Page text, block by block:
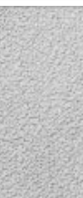
уведомления на
телефон, 2х
сторонний звук,
модель B8D-JZ-
4G+WIFI-2.0MP-5Х
В наличии
Поворотная уличная PTZ
4G камера, 2.0MP + 5х
кратный оптический зум,
два вида подсветки,
отслеживание движения,
уведомления на телефон,
2х сторонний звук, модель
B8D-JZ-4G+WIFI-2.0MP-5Х